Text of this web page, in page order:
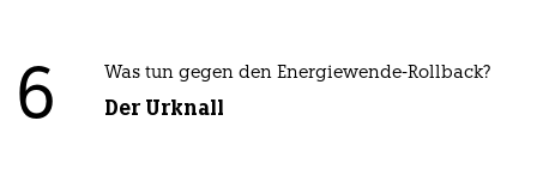
6 Was tun gegen den Energiewende-Rollback?
Der Urknall